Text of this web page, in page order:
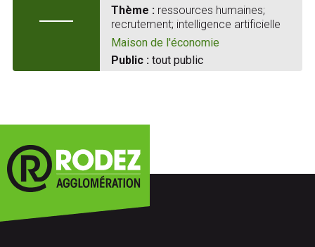
Thème :ressources humaines;
recrutement; intelligence artificielle
Maison de l'économie
Public :tout public